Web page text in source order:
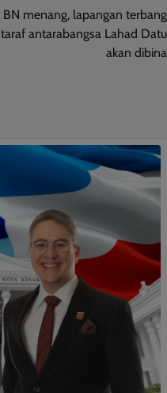
BN menang, lapangan terbang
taraf antarabangsa Lahad Datu
akan dibina